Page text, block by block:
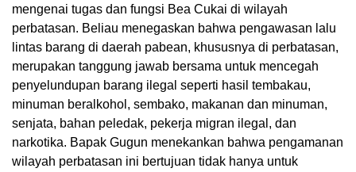
mengenai tugas dan fungsi Bea Cukai di wilayah
perbatasan. Beliau menegaskan bahwa pengawasan lalu
lintas barang di daerah pabean, khususnya di perbatasan,
merupakan tanggung jawab bersama untuk mencegah
penyelundupan barang ilegal seperti hasil tembakau,
minuman beralkohol, sembako, makanan dan minuman,
senjata, bahan peledak, pekerja migran ilegal, dan
narkotika. Bapak Gugun menekankan bahwa pengamanan
wilayah perbatasan ini bertujuan tidak hanya untuk